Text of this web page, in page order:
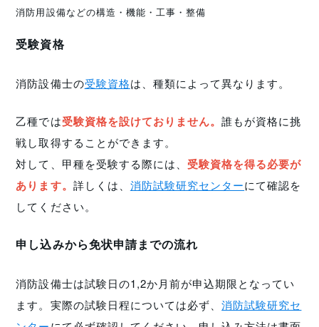
消防用設備などの構造・機能・工事・整備
受験資格
消防設備士の受験資格は、種類によって異なります。
乙種では受験資格を設けておりません。誰もが資格に挑
戦し取得することができます。
対して、甲種を受験する際には、 受験資格を得る必要が
あります。 詳しくは、 消防試験研究センターにて確認を
してください。
申し込みから免状申請までの流れ
消防設備士は試験日の1,2か月前が申込期限となってい
ます。実際の試験日程については必ず、消防試験研究セ